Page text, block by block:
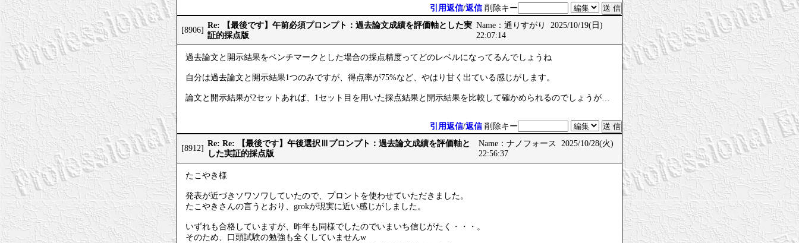
引用返信/返信 削除キー
[8906]
Re: 【最後です】午前必須プロンプト：過去論文成績を評価軸とした実
証的採点版
Name：通りすがり 2025/10/19(日)
22:07:14
過去論文と開示結果をベンチマークとした場合の採点精度ってどのレベルになってるんでしょうね
自分は過去論文と開示結果1つのみですが、得点率が75%など、やはり甘く出ている感じがします。
論文と開示結果が2セットあれば、1セット目を用いた採点結果と開示結果を比較して確かめられるのでしょうが…
引用返信/返信 削除キー
[8912]
Re: Re: 【最後です】午後選択Ⅲプロンプト：過去論文成績を評価軸と
した実証的採点版
Name：ナノフォース 2025/10/28(火)
22:56:37
たこやき様
発表が近づきソワソワしていたので、プロントを使わせていただきました。
たこやきさんの言うとおり、grokが現実に近い感じがしました。
いずれも合格していますが、昨年も同様でしたのでいまいち信じがたく・・・。
そのため、口頭試験の勉強も全くしていませんw